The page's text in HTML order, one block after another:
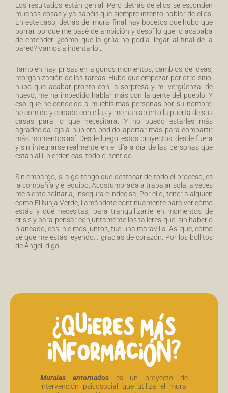
Los resultados están genial. Pero detrás de ellos se esconden
muchas cosas y ya sabéis que siempre intento hablar de ellos.
En este caso, detrás del mural final hay bocetos que hubo que
borrar porque me pasé de ambición y desoí lo que lo acababa
de entender: ¿cómo que la grúa no podía llegar al final de la
pared? Vamos a intentarlo…
También hay prisas en algunos momentos, cambios de ideas,
reorganización de las tareas. Hubo que empezar por otro sitio,
hubo que acabar pronto con la sorpresa y mi vergüenza, de
nuevo, me ha impedido hablar más con la gente del pueblo. Y
eso que he conocido a muchísimas personas por su nombre,
he comido y cenado con ellas y me han abierto la puerta de sus
casas para lo que necesitara. Y no puedo estarles más
agradecida: ojalá hubiera podido aportar más para compartir
más momentos así. Desde luego, estos proyectos, desde fuera
y sin integrarse realmente en el día a día de las personas que
están allí, pierden casi todo el sentido.
Sin embargo, si algo tengo que destacar de todo el proceso, es
la compañía y el equipo. Acostumbrada a trabajar sola, a veces
me siento solitaria, insegura e indecisa. Por ello, tener a alguien
como El Ninja Verde, llamándote continuamente para ver cómo
estás y qué necesitas, para tranquilizarte en momentos de
crisis y para pensar conjuntamente los talleres que, sin haberlo
planeado, casi hicimos juntos, fue una maravilla. Así que, como
sé que me estás leyendo… gracias de corazón. Por los bollitos
de Ángel, digo.
¿QUIERES MÁS
INFORMACIÓN?
Murales entornados
es un proyecto de
intervención psicosocial que utiliza el mural